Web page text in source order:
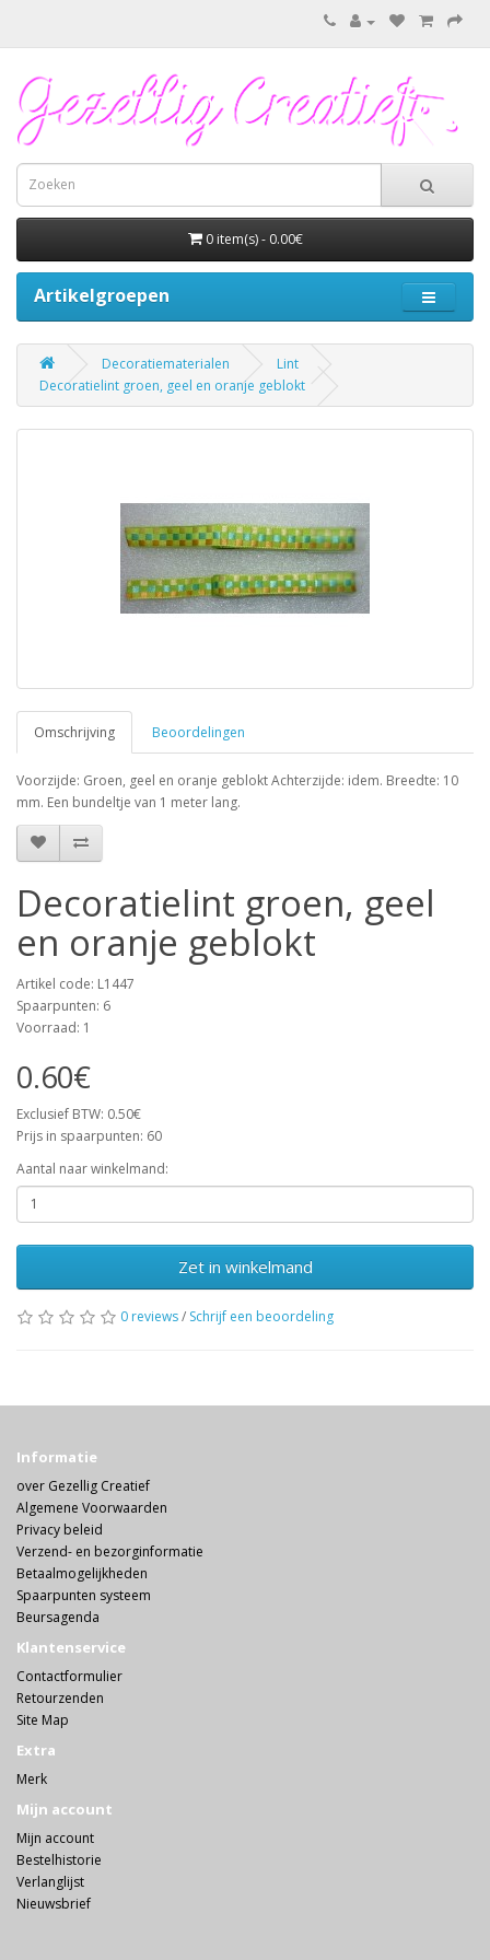
0 item(s) - 0.00€
Artikelgroepen
Decoratiematerialen
Lint
Decoratielint groen, geel en oranje geblokt
Omschrijving Beoordelingen
Voorzijde: Groen, geel en oranje geblokt Achterzijde: idem. Breedte: 10
mm. Een bundeltje van 1 meter lang.
Decoratielint groen, geel
en oranje geblokt
Artikel code: L1447
Spaarpunten: 6
Voorraad: 1
0.60€
Exclusief BTW: 0.50€
Prijs in spaarpunten: 60
Aantal naar winkelmand:
Zet in winkelmand
0 reviews/ Schrijf een beoordeling
Informatie
over Gezellig Creatief
Algemene Voorwaarden
Privacy beleid
Verzend- en bezorginformatie
Betaalmogelijkheden
Spaarpunten systeem
Beursagenda
Klantenservice
Contactformulier
Retourzenden
Site Map
Extra
Merk
Mijn account
Mijn account
Bestelhistorie
Verlanglijst
Nieuwsbrief